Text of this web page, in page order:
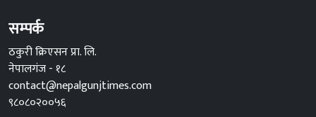
सम्पर्क
ठकुरी क्रिएसन प्रा. लि.
नेपालगंज - १८
contact@nepalgunjtimes.com
९८०८०२००५६